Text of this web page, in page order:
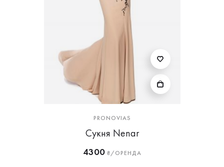
PRONOVIAS
Сукня Nenar
4300₴/ОРЕНДА